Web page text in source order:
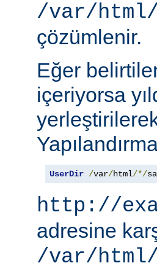
/var/html/
çözümlenir.
Eğer
içeriyorsa
UserDir /var/html/*/
http://
adresine
/var/html/